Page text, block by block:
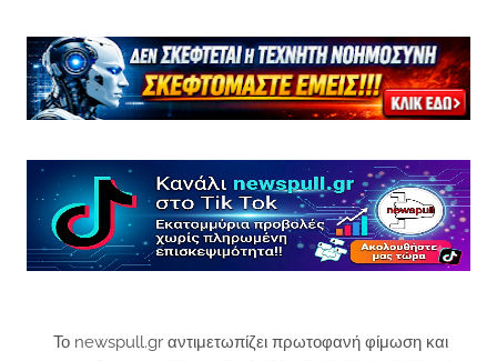
Το newspull.gr αντιμετωπίζει πρωτοφανή φίμωση και